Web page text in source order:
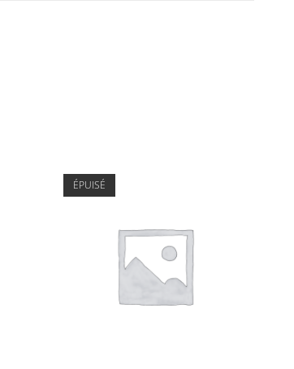
ÉPUISÉ